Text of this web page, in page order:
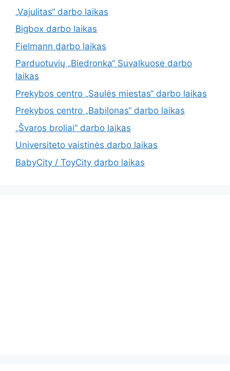
„Vajulitas“ darbo laikas
Bigbox darbo laikas
Fielmann darbo laikas
Parduotuvių „Biedronka“ Suvalkuose darbo
laikas
Prekybos centro „Saulės miestas“ darbo laikas
Prekybos centro „Babilonas“ darbo laikas
„Švaros broliai“ darbo laikas
Universiteto vaistinės darbo laikas
BabyCity / ToyCity darbo laikas